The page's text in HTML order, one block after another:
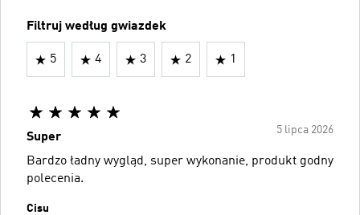
Filtruj według gwiazdek
5 4 3 2 1
5 lipca 2026
Super
Bardzo ładny wygląd, super wykonanie, produkt godny
polecenia.
Cisu